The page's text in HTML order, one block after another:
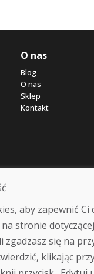
O nas
Blog
O nas
Sklep
Kontakt
aby zapewnić
stronie
zgadzasz się na
klikając